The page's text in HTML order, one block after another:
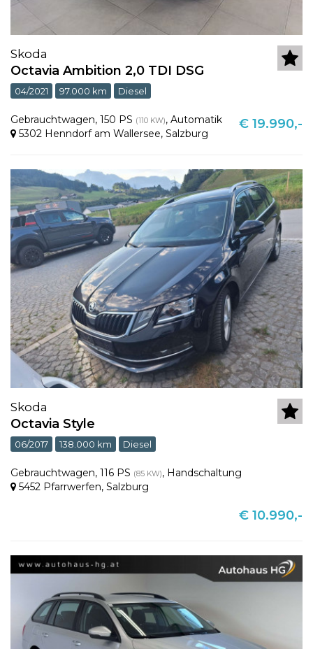
Skoda
Octavia Ambition 2,0 TDI DSG
04/2021 97.000 km Diesel
Gebrauchtwagen, 150 PS (110 KW), Automatik
5302 Henndorf am Wallersee, Salzburg
€ 19.990,-
Skoda
Octavia Style
06/2017 138.000 km Diesel
Gebrauchtwagen, 116 PS (85 KW), Handschaltung
5452 Pfarrwerfen, Salzburg
€ 10.990,-